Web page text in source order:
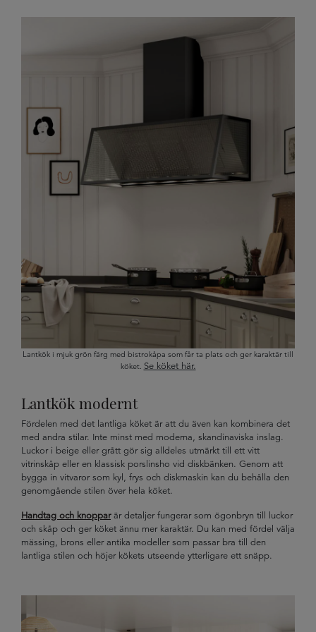
Lantkök i mjuk grön färg med bistrokåpa som får ta plats och ger karaktär till
köket. Se köket här.
Lantkök modernt
Fördelen med det lantliga köket är att du även kan kombinera det
med andra stilar. Inte minst med moderna, skandinaviska inslag.
Luckor i beige eller grått gör sig alldeles utmärkt till ett vitt
vitrinskåp eller en klassisk porslinsho vid diskbänken. Genom att
bygga in vitvaror som kyl, frys och diskmaskin kan du behålla den
genomgående stilen över hela köket.
Handtag och knopparär detaljer fungerar som ögonbryn till luckor
och skåp och ger köket ännu mer karaktär. Du kan med fördel välja
mässing, brons eller antika modeller som passar bra till den
lantliga stilen och höjer kökets utseende ytterligare ett snäpp.